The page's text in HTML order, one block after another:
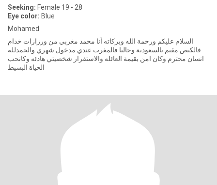
Seeking: Female 19 - 28
Eye color: Blue
Mohamed
السلام عليكم ورحمة الله وبركاته أنا محمد مغربي من ورزازات خدام
فالكبص مقيم بالسعودية وحاليا فالمغرب عندي مدخول شهري والحمدلله
انسان محترم وكان امن بقيمة العائله والاستقرار شخصيتي هادئه وكانحب
الحياة البسيط